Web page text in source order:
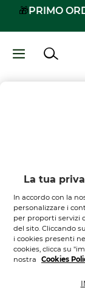
Salta
principale
🎁PRIMO
Lasciati
La tua
In accordo con la
personalizzare i
per proporti servizi
del sito. Cliccando
i cookies presenti
cookies, clicca su
nostra
Cookies